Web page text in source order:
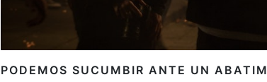
PODEMOS SUCUMBIR ANTE UN